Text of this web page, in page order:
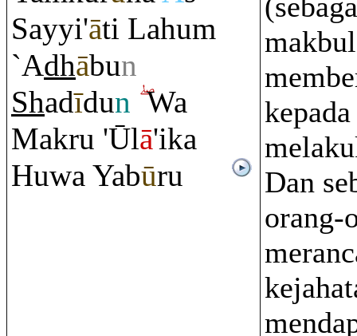
Sayyi'āti Lahum
`Adhābun
Shadīdun Wa
Makru 'Ūlā'ika
Huwa Yabūru
Dan
orang-